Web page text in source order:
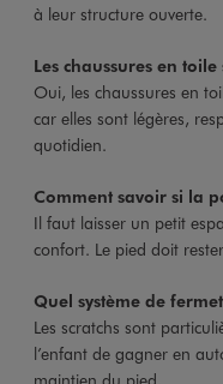
à leur structure ouverte.
Les chaussures en
Oui, les chaussures en
car elles sont légères,
quotidien.
Comment savoir si la
Il faut laisser un petit
confort. Le pied doit
Quel système de
Les scratchs sont
l’enfant de gagner en